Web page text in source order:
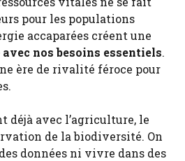
pour les populations
accaparées créent une
nos besoins essentiels.
ère de rivalité féroce pour
déjà avec l’agriculture, le
de la biodiversité. On
données ni vivre dans des